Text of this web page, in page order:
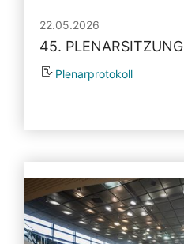
22.05.2026
45. PLENARSITZUNG
Plenarprotokoll